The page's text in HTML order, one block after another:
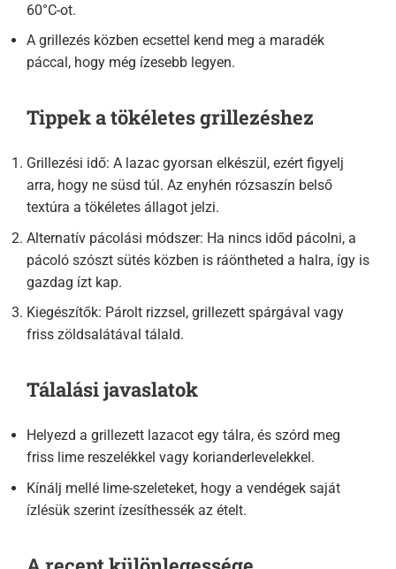
60°C-ot.
A grillezés közben ecsettel kend meg a maradék
páccal, hogy még ízesebb legyen.
Tippek a tökéletes grillezéshez
Grillezési idő: A lazac gyorsan elkészül, ezért figyelj
arra, hogy ne süsd túl. Az enyhén rózsaszín belső
textúra a tökéletes állagot jelzi.
Alternatív pácolási módszer: Ha nincs időd pácolni, a
pácoló szószt sütés közben is ráöntheted a halra, így is
gazdag ízt kap.
Kiegészítők: Párolt rizzsel, grillezett spárgával vagy
friss zöldsalátával tálald.
Tálalási javaslatok
Helyezd a grillezett lazacot egy tálra, és szórd meg
friss lime reszelékkel vagy korianderlevelekkel.
Kínálj mellé lime-szeleteket, hogy a vendégek saját
ízlésük szerint ízesíthessék az ételt.